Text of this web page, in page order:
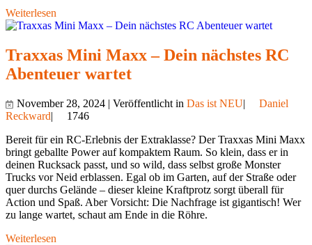
Weiterlesen
Traxxas Mini Maxx – Dein nächstes RC
Abenteuer wartet
November 28, 2024 | Veröffentlicht in Das ist NEU|
Daniel
Reckward|
1746
Bereit für ein RC-Erlebnis der Extraklasse? Der Traxxas Mini Maxx
bringt geballte Power auf kompaktem Raum. So klein, dass er in
deinen Rucksack passt, und so wild, dass selbst große Monster
Trucks vor Neid erblassen. Egal ob im Garten, auf der Straße oder
quer durchs Gelände – dieser kleine Kraftprotz sorgt überall für
Action und Spaß. Aber Vorsicht: Die Nachfrage ist gigantisch! Wer
zu lange wartet, schaut am Ende in die Röhre.
Weiterlesen